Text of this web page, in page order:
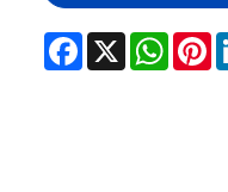
Facebook
X